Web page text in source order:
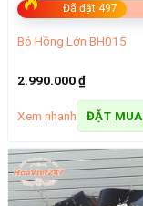
Đã đặt 497
Bó Hồng Lớn BH015
2.990.000₫
Xem nhanh ĐẶT MUA